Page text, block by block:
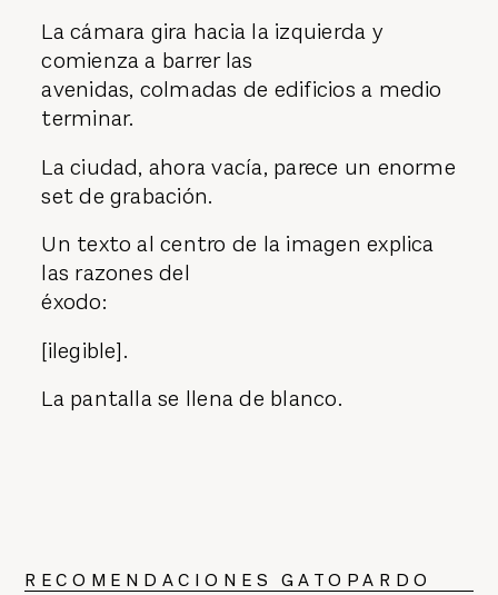
La cámara gira hacia la izquierda y
comienza a barrer las
avenidas, colmadas de edificios a medio
terminar.
La ciudad, ahora vacía, parece un enorme
set de grabación.
Un texto al centro de la imagen explica
las razones del
éxodo:
[ilegible].
La pantalla se llena de blanco.
RECOMENDACIONES GATOPARDO